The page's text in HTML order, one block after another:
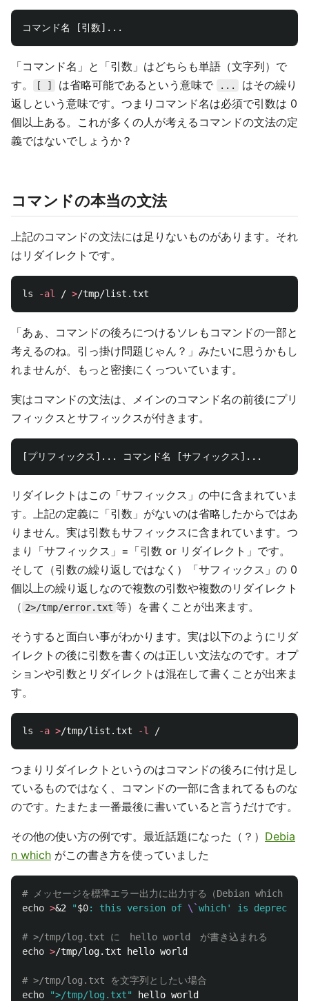
「コマンド名」と「引数」はどちらも単語（文字列）で
す。
[ ] は省略可能であるという意味で ...
はその繰り
返しという意味です。つまりコマンド名は必須で引数は 0
個以上ある。これが多くの人が考えるコマンドの文法の定
義ではないでしょうか？
コマンドの本当の文法
上記のコマンドの文法には足りないものがあります。それ
はリダイレクトです。
ls -al / >
「あぁ、コマンドの後ろにつけるソレもコマンドの一部と
考えるのね。引っ掛け問題じゃん？」みたいに思うかもし
れませんが、もっと密接にくっついています。
実はコマンドの文法は、メインのコマンド名の前後にプリ
フィックスとサフィックスが付きます。
リダイレクトはこの「サフィックス」の中に含まれていま
す。上記の定義に「引数」がないのは省略したからではあ
りません。実は引数もサフィックスに含まれています。つ
まり「サフィックス」=「引数 or リダイレクト」です。
そして（引数の繰り返しではなく）「サフィックス」の 0
個以上の繰り返しなので複数の引数や複数のリダイレクト
（ 2>/tmp/error.txt 等）を書くことが出来ます。
そうすると面白い事がわかります。実は以下のようにリダ
イレクトの後に引数を書くのは正しい文法なのです。オプ
ションや引数とリダイレクトは混在して書くことが出来ま
す。
ls -a >/tmp/list.txt -l
つまりリダイレクトというのはコマンドの後ろに付け足し
ているものではなく、コマンドの一部に含まれてるものな
のです。たまたま一番最後に書いていると言うだけです。
その他の使い方の例です。最近話題になった（？） Debia
n which がこの書き方を使っていました
# メッセージを標準エラー出力に出力する（Debian which より
echo >&2 "$0: this version of \`which' is
# >/tmp/log.txt に　hello world　が書き込まれる
echo >/tmp/log.txt hello world
# >/tmp/log.txt を文字列としたい場合
echo
">/tmp/log.txt"